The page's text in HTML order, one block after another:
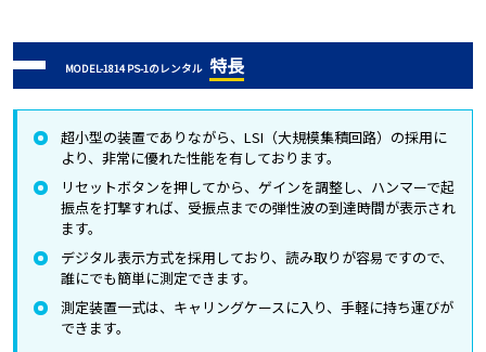
MODEL-1814 PS-1のレンタル 特長
超小型の装置でありながら、LSI（大規模集積回路）の採用に
より、非常に優れた性能を有しております。
リセットボタンを押してから、ゲインを調整し、ハンマーで起
振点を打撃すれば、受振点までの弾性波の到達時間が表示され
ます。
デジタル表示方式を採用しており、読み取りが容易ですので、
誰にでも簡単に測定できます。
測定装置一式は、キャリングケースに入り、手軽に持ち運びが
できます。